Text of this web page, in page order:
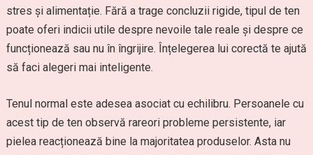
stres și alimentație. Fără a trage concluzii rigide, tipul de ten
poate oferi indicii utile despre nevoile tale reale și despre ce
funcționează sau nu în îngrijire. Înțelegerea lui corectă te ajută
să faci alegeri mai inteligente.
Tenul normal este adesea asociat cu echilibru. Persoanele cu
acest tip de ten observă rareori probleme persistente, iar
pielea reacționează bine la majoritatea produselor. Asta nu